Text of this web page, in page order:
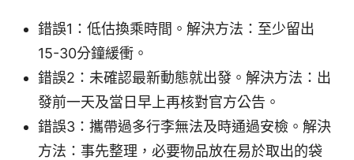
錯誤1：低估換乘時間。解決方法：至少留出
15-30分鐘緩衝。
錯誤2：未確認最新動態就出發。解決方法：出
發前一天及當日早上再核對官方公告。
錯誤3：攜帶過多行李無法及時通過安檢。解決
方法：事先整理，必要物品放在易於取出的袋